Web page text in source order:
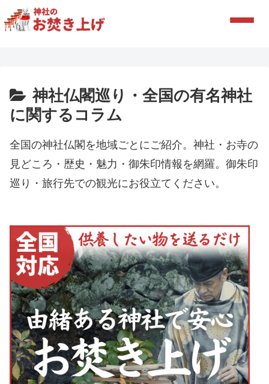
神社仏閣巡り・全国の有名神社
に関するコラム
全国の神社仏閣を地域ごとにご紹介。神社・お寺の
見どころ・歴史・魅力・御朱印情報を網羅。御朱印
巡り・旅行先での観光にお役立てください。